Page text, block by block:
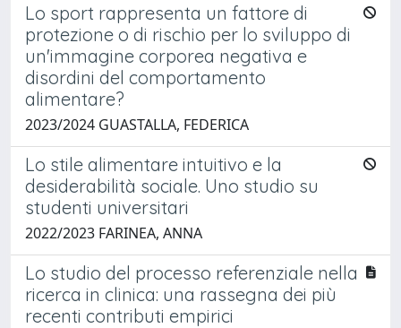
Lo sport rappresenta un fattore di
protezione o di rischio per lo sviluppo di
un'immagine corporea negativa e
disordini del comportamento
alimentare?
2023/2024 GUASTALLA, FEDERICA
Lo stile alimentare intuitivo e la
desiderabilità sociale. Uno studio su
studenti universitari
2022/2023 FARINEA, ANNA
Lo studio del processo referenziale nella
ricerca in clinica: una rassegna dei più
recenti contributi empirici